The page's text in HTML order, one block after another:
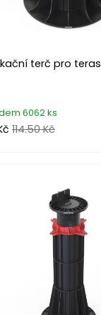
terč pro
6062 ks
114.50 Kč